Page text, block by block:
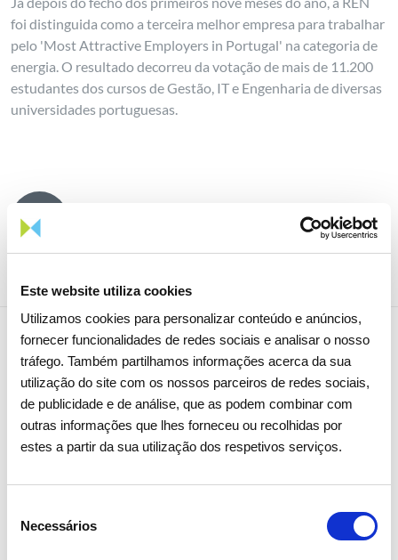
Este website utiliza cookies
Utilizamos cookies para personalizar conteúdo e anúncios,
fornecer funcionalidades de redes sociais e analisar o nosso
tráfego. Também partilhamos informações acerca da sua
utilização do site com os nossos parceiros de redes sociais,
de publicidade e de análise, que as podem combinar com
outras informações que lhes forneceu ou recolhidas por
estes a partir da sua utilização dos respetivos serviços.
Necessários
foi distinguida como a terceira melhor empresa para trabalhar
pelo 'Most Attractive Employers in Portugal' na categoria de
energia. O resultado decorreu da votação de mais de 11.200
estudantes dos cursos de Gestão, IT e Engenharia de diversas
universidades portuguesas.
Notícias relacionadas